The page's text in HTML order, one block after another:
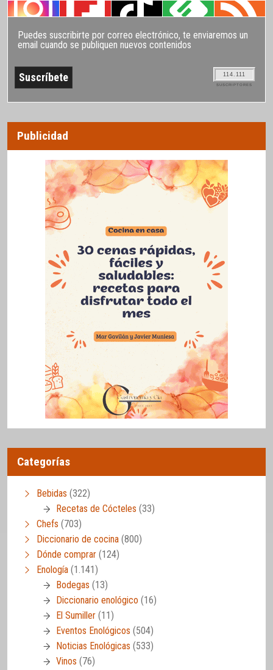
Puedes suscribirte por correo electrónico, te enviaremos un
email cuando se publiquen nuevos contenidos
114.111
SUSCRIPTORES
Publicidad
Categorías
Bebidas (322)
Recetas de Cócteles (33)
Chefs (703)
Diccionario de cocina (800)
Dónde comprar (124)
Enología (1.141)
Bodegas (13)
Diccionario enológico (16)
El Sumiller (11)
Eventos Enológicos (504)
Noticias Enológicas (533)
Vinos (76)